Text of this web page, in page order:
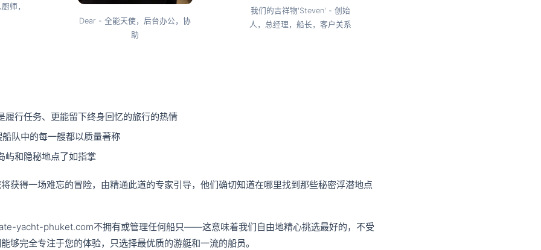
师，
Dear - 全能天使，后台办公，协
助
我们的吉祥物'Steven' - 创始
人，总经理，船长，客户关系
履行任务、更能留下终身回忆的旅行的热情
队中的每一艘都以质量著称
屿和隐秘地点了如指掌
获得一场难忘的冒险，由精通此道的专家引导，他们确切知道在哪里找到那些秘密浮潜地点
yacht-phuket.com不拥有或管理任何船只——这意味着我们自由地精心挑选最好的，不受
够完全专注于您的体验，只选择最优质的游艇和一流的船员。